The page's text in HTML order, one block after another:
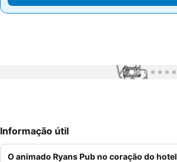
1 / 99
Informação útil
O animado Ryans Pub no coração do hotel